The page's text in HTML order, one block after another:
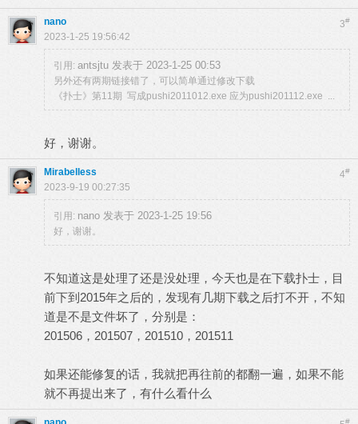
3#
nano
2023-1-25 19:56:42
引用: antsjtu 发表于 2023-1-25 00:53
另外还有两期链接错了，可以简单通过修改下载
《扑士》第11期 写成pushi2011012.exe 应为pushi201112.exe ...
好，谢谢。
4#
Mirabelless
2023-9-19 00:27:35
引用: nano 发表于 2023-1-25 19:56
好，谢谢。
不知道这是处理了还是没处理，今天也是在下载扑士，目
前下到2015年之后的，发现有几期下载之后打不开，不知
道是不是文件坏了，分别是：
201506，201507，201510，201511
如果还能修复的话，我就把再往前的都翻一遍，如果不能
就不再提出来了，有什么看什么
#